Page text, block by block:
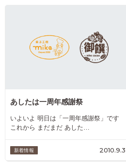
あしたは一周年感謝祭
いよいよ 明日は「一周年感謝祭」です
これから まだまだ あした…
新着情報 2010.9.3